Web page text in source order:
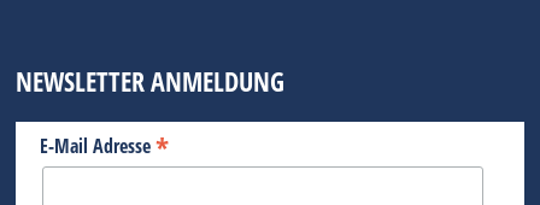
NEWSLETTER ANMELDUNG
E-Mail Adresse*